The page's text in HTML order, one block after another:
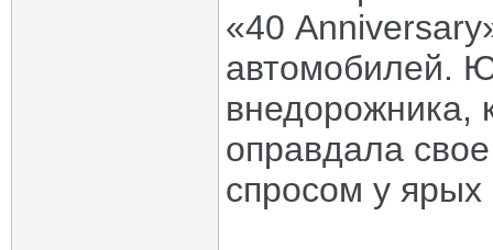
«40
автомобилей.
внедорожника,
оправдала
спросом у